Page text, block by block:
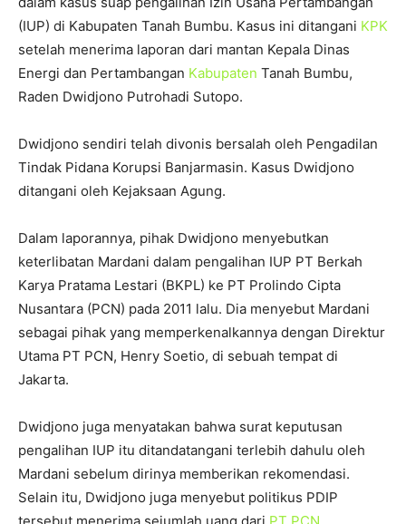
(IUP) di Kabupaten Tanah Bumbu. Kasus ini ditangani KPK
setelah menerima laporan dari mantan Kepala Dinas
Energi dan Pertambangan Kabupaten Tanah Bumbu,
Raden Dwidjono Putrohadi Sutopo.
Dwidjono sendiri telah divonis bersalah oleh Pengadilan
Tindak Pidana Korupsi Banjarmasin. Kasus Dwidjono
ditangani oleh Kejaksaan Agung.
Dalam laporannya, pihak Dwidjono menyebutkan
keterlibatan Mardani dalam pengalihan IUP PT Berkah
Karya Pratama Lestari (BKPL) ke PT Prolindo Cipta
Nusantara (PCN) pada 2011 lalu. Dia menyebut Mardani
sebagai pihak yang memperkenalkannya dengan Direktur
Utama PT PCN, Henry Soetio, di sebuah tempat di
Jakarta.
Dwidjono juga menyatakan bahwa surat keputusan
pengalihan IUP itu ditandatangani terlebih dahulu oleh
Mardani sebelum dirinya memberikan rekomendasi.
Selain itu, Dwidjono juga menyebut politikus PDIP